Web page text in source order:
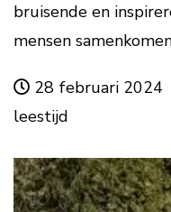
bruisende en
mensen
28 februari 2024
leestijd